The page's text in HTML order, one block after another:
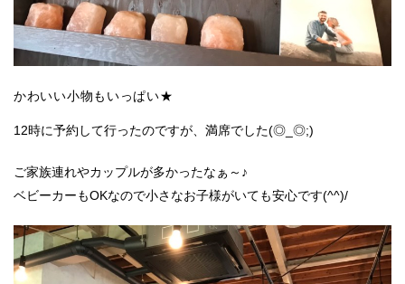
かわいい小物もいっぱい★
12時に予約して行ったのですが、満席でした(◎_◎;)
ご家族連れやカップルが多かったなぁ～♪
ベビーカーもOKなので小さなお子様がいても安心です(^^)/